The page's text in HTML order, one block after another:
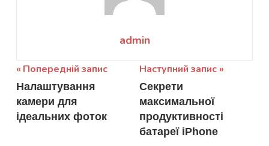
admin
Навігація
записів
Попередній запис
Налаштування
камери для
ідеальних фоток
Наступний запис
Секрети
максимальної
продуктивності
батареї iPhone